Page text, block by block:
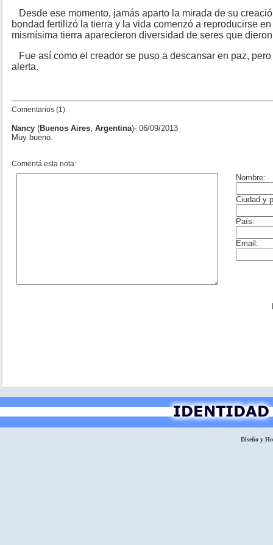
Desde ese momento, jamás aparto la mirada de su
bondad fertilizó la tierra y la vida comenzó a reproducirse
mismísima tierra aparecieron diversidad de seres que
Fue así como el creador se puso a descansar en paz,
alerta.
Comentarios (1)
Nancy (Buenos Aires, Argentina)- 06/09/2013
Muy bueno.
Comentá esta nota:
Diseño y